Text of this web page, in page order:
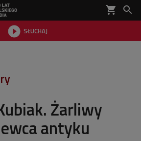
shopping_cart 
 SŁUCHAJ

Żarliwy
antyku